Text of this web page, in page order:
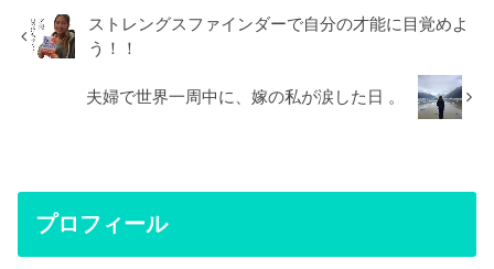
ストレングスファインダーで自分の才能に目覚めよ
う！！
夫婦で世界一周中に、嫁の私が涙した日 。
プロフィール